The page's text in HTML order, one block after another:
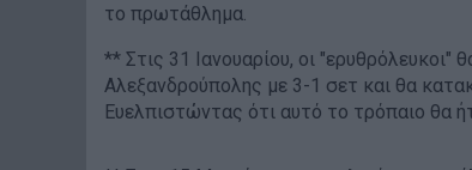
το πρωτάθλημα.
** Στις 31 Ιανουαρίου, οι "ερυθρόλευκοι"
Αλεξανδρούπολης με 3-1 σετ και θα
Ευελπιστώντας ότι αυτό το τρόπαιο θα